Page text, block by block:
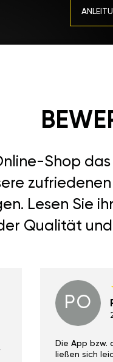
Shop
Lesen Sie
Qualität
PO
Die App bzw.
ließen sich